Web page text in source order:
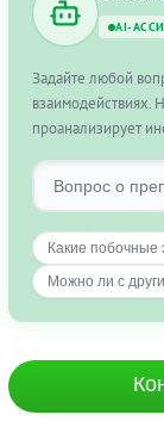
AI-
Задайте любой
взаимодействиях.
проанализирует
Какие
Можно ли с